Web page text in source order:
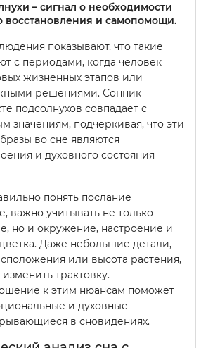
– сигнал о необходимости
восстановления и самопомощи.
показывают, что такие
с периодами, когда человек
жизненных этапов или
решениями. Сонник
подсолнухов совпадает с
значениям, подчеркивая, что эти
во сне являются
и духовного состояния
понять послание
важно учитывать не только
но и окружение, настроение и
Даже небольшие детали,
или высота растения,
трактовку.
к этим нюансам поможет
и духовные
в сновидениях.